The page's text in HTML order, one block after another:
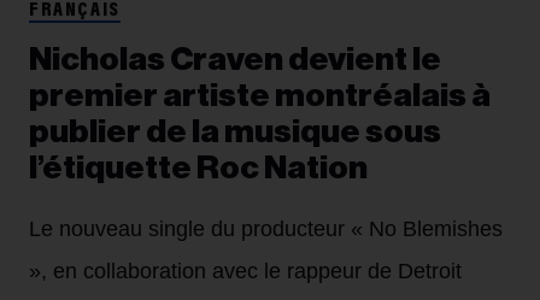
FRANÇAIS
Nicholas Craven devient le
premier artiste montréalais à
publier de la musique sous
l’étiquette Roc Nation
Le nouveau single du producteur « No Blemishes
», en collaboration avec le rappeur de Detroit